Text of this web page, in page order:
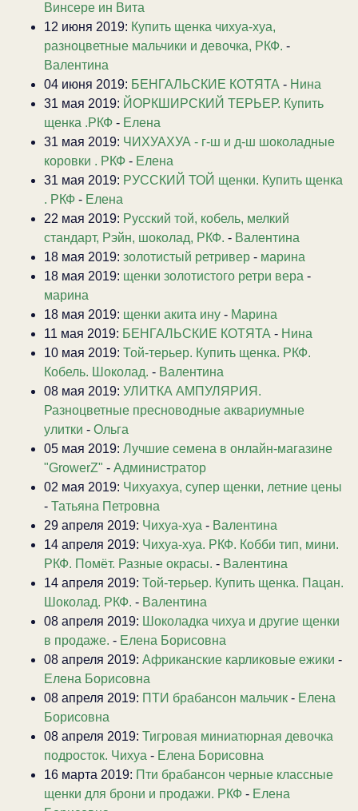
Винсере ин Вита
12 июня 2019: Купить щенка чихуа-хуа,
разноцветные мальчики и девочка, РКФ. -
Валентина
04 июня 2019: БЕНГАЛЬСКИЕ КОТЯТА - Нина
31 мая 2019: ЙОРКШИРСКИЙ ТЕРЬЕР. Купить
щенка .РКФ - Елена
31 мая 2019: ЧИХУАХУА - г-ш и д-ш шоколадные
коровки . РКФ - Елена
31 мая 2019: РУССКИЙ ТОЙ щенки. Купить щенка
. РКФ - Елена
22 мая 2019: Русский той, кобель, мелкий
стандарт, Рэйн, шоколад, РКФ. - Валентина
18 мая 2019: золотистый ретривер - марина
18 мая 2019: щенки золотистого ретри вера -
марина
18 мая 2019: щенки акита ину - Марина
11 мая 2019: БЕНГАЛЬСКИЕ КОТЯТА - Нина
10 мая 2019: Той-терьер. Купить щенка. РКФ.
Кобель. Шоколад. - Валентина
08 мая 2019: УЛИТКА АМПУЛЯРИЯ.
Разноцветные пресноводные аквариумные
улитки - Ольга
05 мая 2019: Лучшие семена в онлайн-магазине
"GrowerZ" - Администратор
02 мая 2019: Чихуахуа, супер щенки, летние цены
- Татьяна Петровна
29 апреля 2019: Чихуа-хуа - Валентина
14 апреля 2019: Чихуа-хуа. РКФ. Кобби тип, мини.
РКФ. Помёт. Разные окрасы. - Валентина
14 апреля 2019: Той-терьер. Купить щенка. Пацан.
Шоколад. РКФ. - Валентина
08 апреля 2019: Шоколадка чихуа и другие щенки
в продаже. - Елена Борисовна
08 апреля 2019: Африканские карликовые ежики -
Елена Борисовна
08 апреля 2019: ПТИ брабансон мальчик - Елена
Борисовна
08 апреля 2019: Тигровая миниатюрная девочка
подросток. Чихуа - Елена Борисовна
16 марта 2019: Пти брабансон черные классные
щенки для брони и продажи. РКФ - Елена